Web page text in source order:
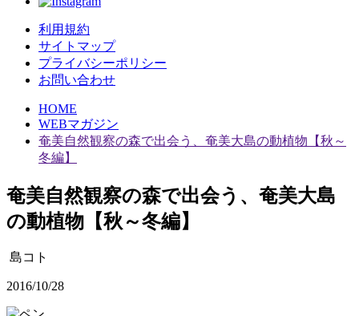
利用規約
サイトマップ
プライバシーポリシー
お問い合わせ
HOME
WEBマガジン
奄美自然観察の森で出会う、奄美大島の動植物【秋～
冬編】
奄美自然観察の森で出会う、奄美大島
の動植物【秋～冬編】
島コト
2016/10/28